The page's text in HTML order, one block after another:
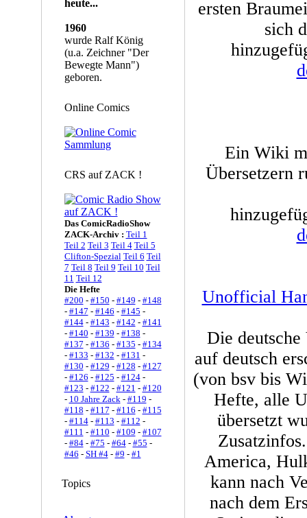
heute...
1960
wurde Ralf König
(u.a. Zeichner "Der
Bewegte Mann")
geboren.
Online Comics
CRS auf ZACK !
Das ComicRadioShow
ZACK-Archiv : Teil 1
Teil 2 Teil 3 Teil 4 Teil 5
Clifton-Spezial Teil 6 Teil
7 Teil 8 Teil 9 Teil 10 Teil
11 Teil 12
Die Hefte
#200 - #150 - #149 - #148
- #147 - #146 - #145 -
#144- #143 - #142 - #141
- #140 - #139 - #138 -
#137 - #136 - #135 - #134
- #133 - #132 - #131 -
#130 - #129 - #128 - #127
- #126 - #125 - #124-
#123 - #122 - #121 - #120
- 10 Jahre Zack- #119 -
#118 - #117 - #116 - #115
- #114- #113 - #112 -
#111 - #110 - #109 - #107
- #84- #75 - #64- #55 -
#46 - SH #4- #9 - #1
Topics
ersten
sich
Ein Wiki
Übersetzern
Unofficial
Die
auf deutsch
(von bsv bis
Hefte, alle
übersetzt
America,
kann nach
nach dem